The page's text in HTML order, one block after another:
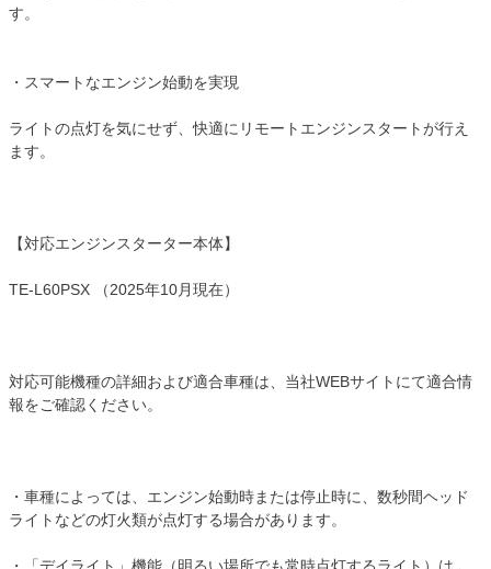
す。
・スマートなエンジン始動を実現
ライトの点灯を気にせず、快適にリモートエンジンスタートが行え
ます。
【対応エンジンスターター本体】
TE-L60PSX （2025年10月現在）
対応可能機種の詳細および適合車種は、当社WEBサイトにて適合情
報をご確認ください。
・車種によっては、エンジン始動時または停止時に、数秒間ヘッド
ライトなどの灯火類が点灯する場合があります。